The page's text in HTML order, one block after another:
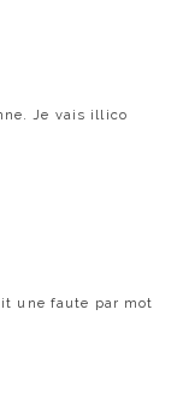
Je vais illico
une faute par mot